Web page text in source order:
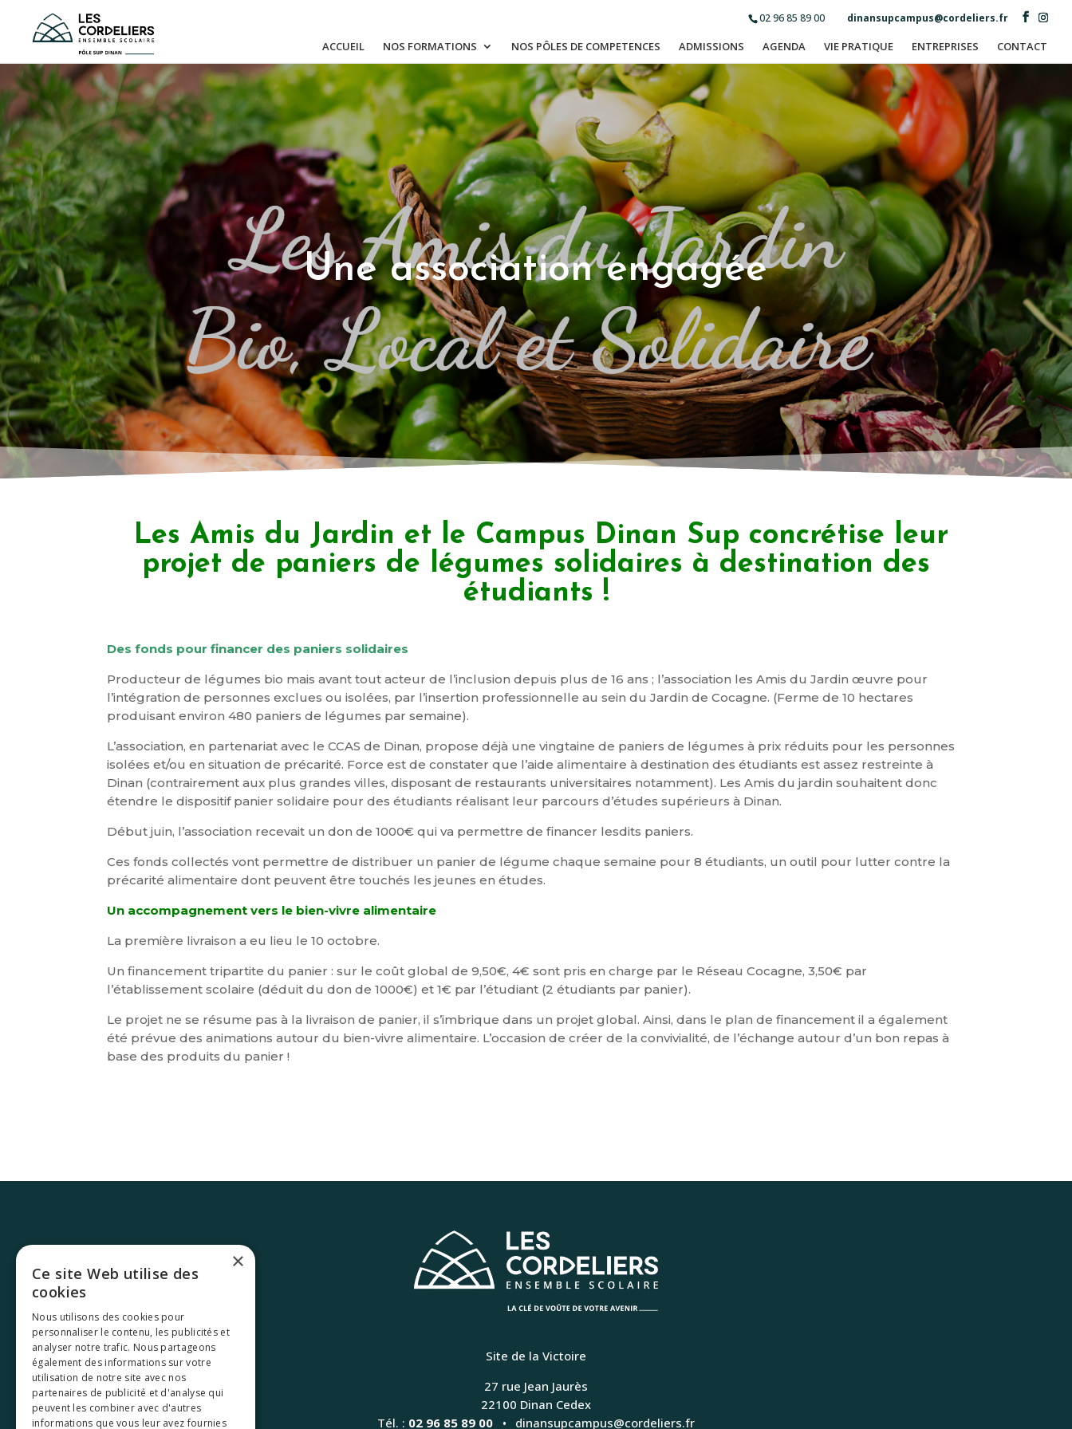
02 96 85 89 00 dinansupcampus@cordeliers.fr
ACCUEIL NOS FORMATIONS NOS PÔLES DE COMPETENCES ADMISSIONS AGENDA VIE PRATIQUE ENTREPRISES CONTACT
Une association engagée
Les Amis du Jardin et le Campus Dinan Sup concrétise leur
projet de paniers de légumes solidaires à destination des
étudiants !
Des fonds pour financer des paniers solidaires
Producteur de légumes bio mais avant tout acteur de l’inclusion depuis plus de 16 ans ; l’association les Amis du Jardin œuvre pour
l’intégration de personnes exclues ou isolées, par l’insertion professionnelle au sein du Jardin de Cocagne. (Ferme de 10 hectares
produisant environ 480 paniers de légumes par semaine).
L’association, en partenariat avec le CCAS de Dinan, propose déjà une vingtaine de paniers de légumes à prix réduits pour les personnes
isolées et/ou en situation de précarité. Force est de constater que l’aide alimentaire à destination des étudiants est assez restreinte à
Dinan (contrairement aux plus grandes villes, disposant de restaurants universitaires notamment). Les Amis du jardin souhaitent donc
étendre le dispositif panier solidaire pour des étudiants réalisant leur parcours d’études supérieurs à Dinan.
Début juin, l’association recevait un don de 1000€ qui va permettre de financer lesdits paniers.
Ces fonds collectés vont permettre de distribuer un panier de légume chaque semaine pour 8 étudiants, un outil pour lutter contre la
précarité alimentaire dont peuvent être touchés les jeunes en études.
Un accompagnement vers le bien-vivre alimentaire
La première livraison a eu lieu le 10 octobre.
Un financement tripartite du panier : sur le coût global de 9,50€, 4€ sont pris en charge par le Réseau Cocagne, 3,50€ par
l’établissement scolaire (déduit du don de 1000€) et 1€ par l’étudiant (2 étudiants par panier).
Le projet ne se résume pas à la livraison de panier, il s’imbrique dans un projet global. Ainsi, dans le plan de financement il a également
été prévue des animations autour du bien-vivre alimentaire. L’occasion de créer de la convivialité, de l’échange autour d’un bon repas à
base des produits du panier !
Site de la Victoire
27 rue Jean Jaurès
22100 Dinan Cedex
Tél. : 02 96 85 89 00 dinansupcampus@cordeliers.fr
×
Ce site Web utilise des
cookies
Nous utilisons des cookies pour
personnaliser le contenu, les publicités et
analyser notre trafic. Nous partageons
également des informations sur votre
utilisation de notre site avec nos
partenaires de publicité et d'analyse qui
peuvent les combiner avec d'autres
informations que vous leur avez fournies